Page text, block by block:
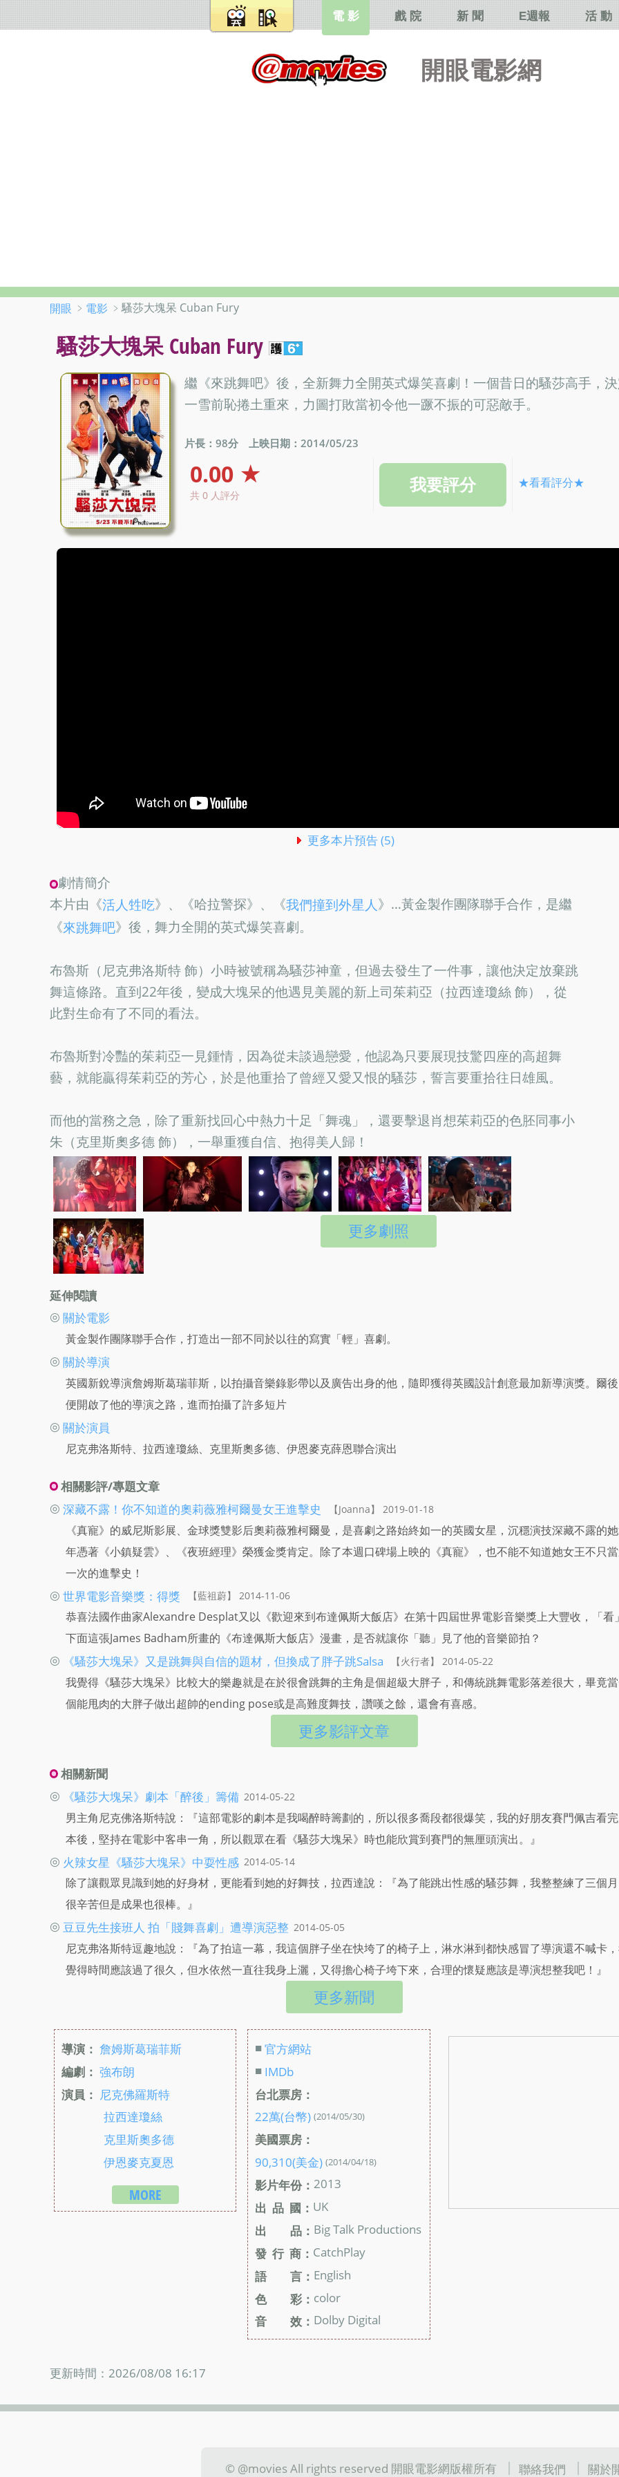
開眼電影網
電 影 戲 院 新 聞 E週報 活 動
開眼 ﹥ 電影 ﹥騷莎大塊呆 Cuban Fury
騷莎大塊呆 Cuban Fury
繼《來跳舞吧》後，全新舞力全開英式爆笑喜劇！一個昔日的騷莎高手，
一雪前恥捲土重來，力圖打敗當初令他一蹶不振的可惡敵手。
片長：98分 上映日期：2014/05/23
0.00 ★
共 0 人評分
★看看評分★
更多本片預告 (5)
劇情簡介
本片由《活人甡吃》、《哈拉警探》、《我們撞到外星人》…黃金製作團隊聯手合作，是繼
《來跳舞吧》後，舞力全開的英式爆笑喜劇。
布魯斯（尼克弗洛斯特 飾）小時被號稱為騷莎神童，但過去發生了一件事，讓他決定放棄跳
舞這條路。直到22年後，變成大塊呆的他遇見美麗的新上司茱莉亞（拉西達瓊絲 飾），從
此對生命有了不同的看法。
布魯斯對冷豔的茱莉亞一見鍾情，因為從未談過戀愛，他認為只要展現技驚四座的高超舞
藝，就能贏得茱莉亞的芳心，於是他重拾了曾經又愛又恨的騷莎，誓言要重拾往日雄風。
而他的當務之急，除了重新找回心中熱力十足「舞魂」，還要擊退肖想茱莉亞的色胚同事小
朱（克里斯奧多德 飾），一舉重獲自信、抱得美人歸！
更多劇照
延伸閱讀
◎ 關於電影
黃金製作團隊聯手合作，打造出一部不同於以往的寫實「輕」喜劇。
◎ 關於導演
英國新銳導演詹姆斯葛瑞菲斯，以拍攝音樂錄影帶以及廣告出身的他，隨即獲得英國設計創意最加新導演獎。爾
便開啟了他的導演之路，進而拍攝了許多短片
◎ 關於演員
尼克弗洛斯特、拉西達瓊絲、克里斯奧多德、伊恩麥克薛恩聯合演出
相關影評/專題文章
◎ 深藏不露！你不知道的奧莉薇雅柯爾曼女王進擊史 【Joanna】 2019-01-18
《真寵》的威尼斯影展、金球獎雙影后奧莉薇雅柯爾曼，是喜劇之路始終如一的英國女星，沉穩演技深藏不露的
年憑著《小鎮疑雲》、《夜班經理》榮獲金獎肯定。除了本週口碑場上映的《真寵》，也不能不知道她女王不只
一次的進擊史！
◎ 世界電影音樂獎：得獎 【藍祖蔚】 2014-11-06
恭喜法國作曲家Alexandre Desplat又以《歡迎來到布達佩斯大飯店》在第十四屆世界電影音樂獎上大豐收，「看
下面這張James Badham所畫的《布達佩斯大飯店》漫畫，是否就讓你「聽」見了他的音樂節拍？
◎ 《騷莎大塊呆》又是跳舞與自信的題材，但換成了胖子跳Salsa 【火行者】 2014-05-22
我覺得《騷莎大塊呆》比較大的樂趣就是在於很會跳舞的主角是個超級大胖子，和傳統跳舞電影落差很大，畢竟
個能甩肉的大胖子做出超帥的ending pose或是高難度舞技，讚嘆之餘，還會有喜感。
更多影評文章
相關新聞
◎ 《騷莎大塊呆》劇本「醉後」籌備 2014-05-22
男主角尼克佛洛斯特說：『這部電影的劇本是我喝醉時籌劃的，所以很多喬段都很爆笑，我的好朋友賽門佩吉看
本後，堅持在電影中客串一角，所以觀眾在看《騷莎大塊呆》時也能欣賞到賽門的無厘頭演出。』
◎ 火辣女星《騷莎大塊呆》中耍性感 2014-05-14
除了讓觀眾見識到她的好身材，更能看到她的好舞技，拉西達說：『為了能跳出性感的騷莎舞，我整整練了三個
很辛苦但是成果也很棒。』
◎ 豆豆先生接班人 拍「賤舞喜劇」遭導演惡整 2014-05-05
尼克弗洛斯特逗趣地說：『為了拍這一幕，我這個胖子坐在快垮了的椅子上，淋水淋到都快感冒了導演還不喊卡
覺得時間應該過了很久，但水依然一直往我身上灑，又得擔心椅子垮下來，合理的懷疑應該是導演想整我吧！』
更多新聞
導演： 詹姆斯葛瑞菲斯
編劇： 強布朗
演員： 尼克佛羅斯特
拉西達瓊絲
克里斯奧多德
伊恩麥克夏恩
MORE
■官方網站
■ IMDb
台北票房：
22萬(台幣) (2014/05/30)
美國票房：
90,310(美金) (2014/04/18)
影片年份： 2013
出 品 國： UK
出 品： Big Talk Productions
發 行 商： CatchPlay
語 言： English
色 彩： color
音 效： Dolby Digital
更新時間：2026/08/08 16:17
© @movies All rights reserved 開眼電影網版權所有 聯絡我們 關於